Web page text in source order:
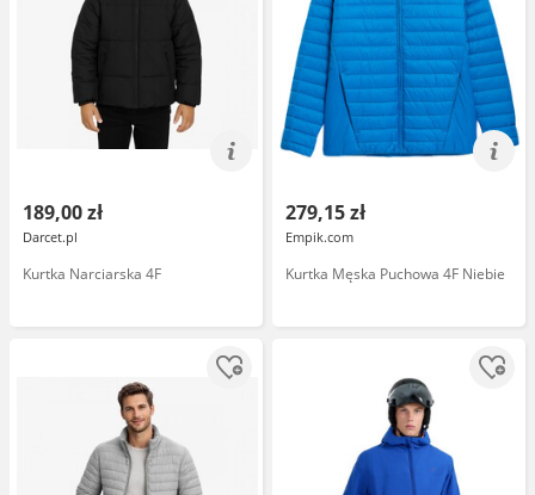
189,00 zł
Darcet.pl
Kurtka Narciarska 4F
279,15 zł
Empik.com
Kurtka Męska Puchowa 4F Niebie